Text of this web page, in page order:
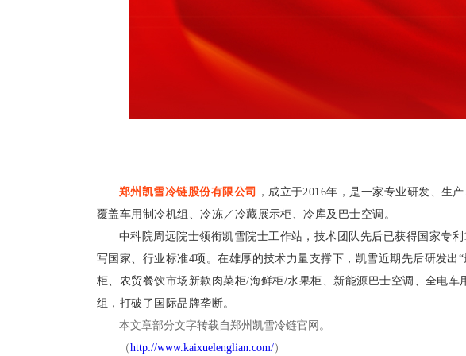
郑州凯雪冷链股份有限公司 ，成立于2016年，是一家专业研发、生
覆盖车用制冷机组、冷冻／冷藏展示柜、冷库及巴士空调。
中科院周远院士领衔凯雪院士工作站，技术团队先后已获得国家专利
写国家、行业标准4项。在雄厚的技术力量支撑下，凯雪近期先后研发出
柜、农贸餐饮市场新款肉菜柜/海鲜柜/水果柜、新能源巴士空调、全电
组，打破了国际品牌垄断。
本文章部分文字转载自郑州凯雪冷链官网。
（http://www.kaixuelenglian.com/）